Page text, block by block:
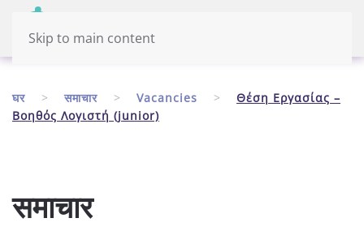
Skip to main content
घर समाचार Vacancies
Θέση Εργασίας –
Βοηθός Λογιστή (junior)
समाचार